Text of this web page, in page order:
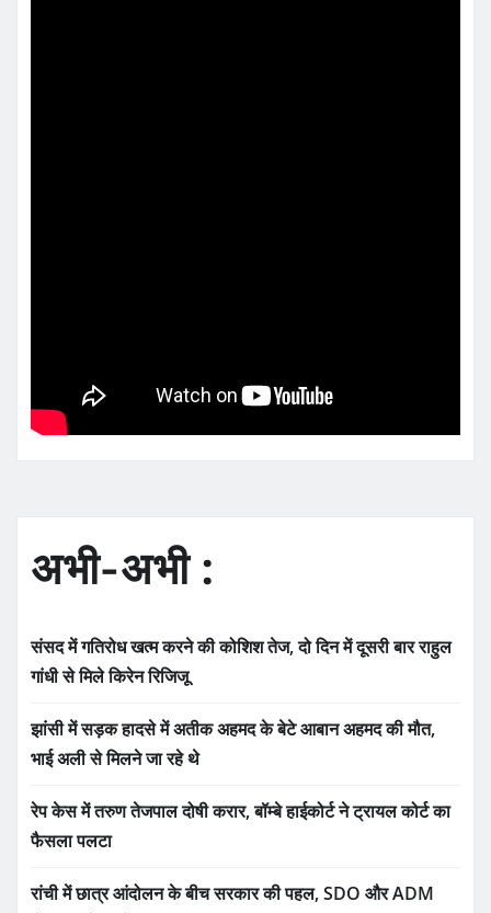
अभी-अभी :
संसद में गतिरोध खत्म करने की कोशिश तेज, दो दिन में दूसरी बार राहुल
गांधी से मिले किरेन रिजिजू
झांसी में सड़क हादसे में अतीक अहमद के बेटे आबान अहमद की मौत,
भाई अली से मिलने जा रहे थे
रेप केस में तरुण तेजपाल दोषी करार, बॉम्बे हाईकोर्ट ने ट्रायल कोर्ट का
फैसला पलटा
रांची में छात्र आंदोलन के बीच सरकार की पहल, SDO और ADM